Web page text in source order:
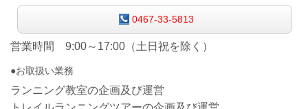
0467-33-5813
営業時間 9:00～17:00（土日祝を除く）
●お取扱い業務
ランニング教室の企画及び運営